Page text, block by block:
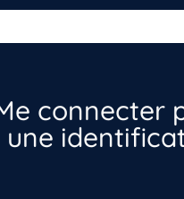
connecter
une